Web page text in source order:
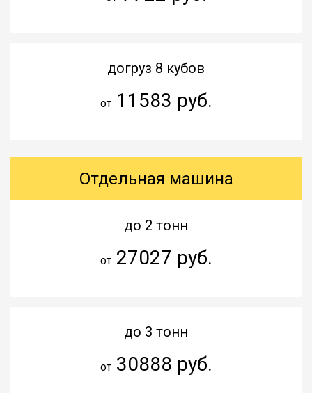
догруз 8 кубов
от11583 руб.
Отдельная машина
до 2 тонн
от27027 руб.
до 3 тонн
от30888 руб.